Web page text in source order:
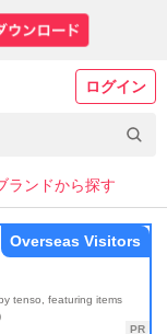
ログイン
ランドから探す
tenso, featuring items
Overseas Visitors